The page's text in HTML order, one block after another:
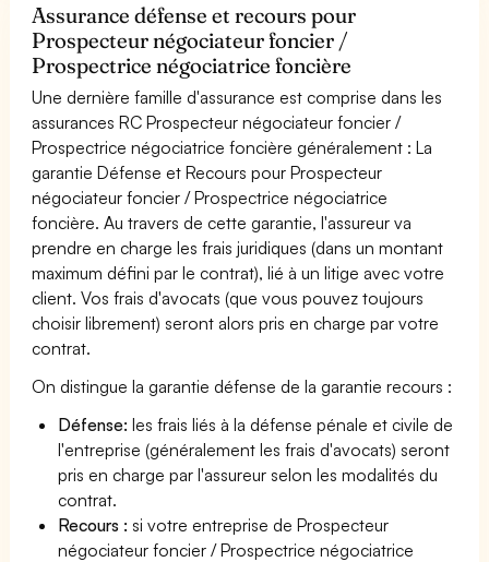
Assurance défense et recours pour
Prospecteur négociateur foncier /
Prospectrice négociatrice foncière
Une dernière famille d'assurance est comprise dans les
assurances RC Prospecteur négociateur foncier /
Prospectrice négociatrice foncière généralement : La
garantie Défense et Recours pour Prospecteur
négociateur foncier / Prospectrice négociatrice
foncière. Au travers de cette garantie, l'assureur va
prendre en charge les frais juridiques (dans un montant
maximum défini par le contrat), lié à un litige avec votre
client. Vos frais d'avocats (que vous pouvez toujours
choisir librement) seront alors pris en charge par votre
contrat.
On distingue la garantie défense de la garantie recours :
Défense: les frais liés à la défense pénale et civile de
l'entreprise (généralement les frais d'avocats) seront
pris en charge par l'assureur selon les modalités du
contrat.
Recours : si votre entreprise de Prospecteur
négociateur foncier / Prospectrice négociatrice